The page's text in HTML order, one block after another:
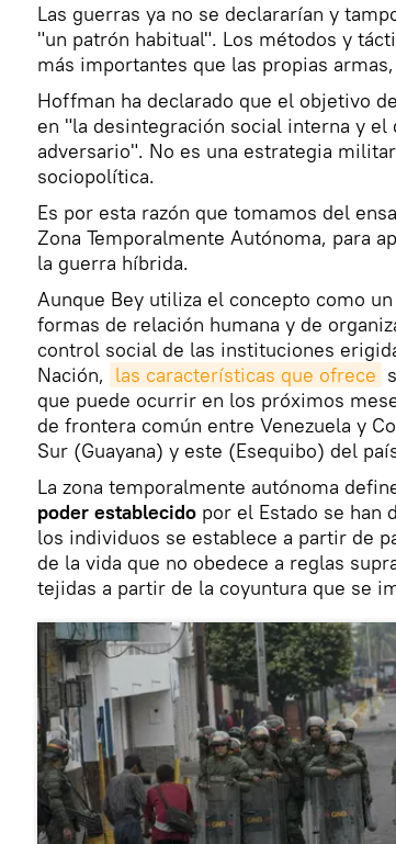
Las guerras ya no se declararían y
"un patrón habitual". Los métodos y
más importantes que las propias
Hoffman ha declarado que el objetivo
en "la desintegración social interna y
adversario". No es una estrategia
sociopolítica.
Es por esta razón que tomamos del
Zona Temporalmente Autónoma, para
la guerra híbrida.
Aunque Bey utiliza el concepto como
formas de relación humana y de
control social de las instituciones
Nación, las características que ofrece
que puede ocurrir en los próximos
de frontera común entre Venezuela y
Sur (Guayana) y este (Esequibo) del
La zona temporalmente autónoma
poder establecido por el Estado se han
los individuos se establece a partir de
de la vida que no obedece a reglas
tejidas a partir de la coyuntura que se